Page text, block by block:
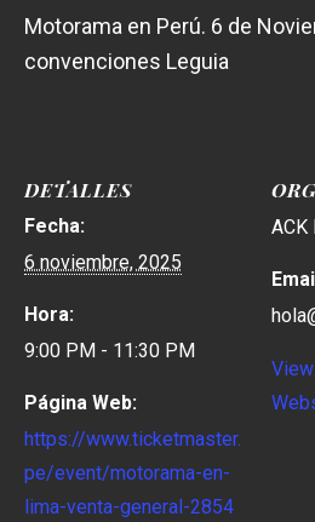
Motorama en Perú. 6 de
convenciones Leguia
DETALLES
Fecha:
6 noviembre, 2025
Hora:
9:00 PM - 11:30 PM
Página Web:
https://www.ticketmaster.
pe/event/motorama-en-
lima-venta-general-2854
ACK